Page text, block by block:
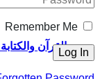
القرآن
Remember Me